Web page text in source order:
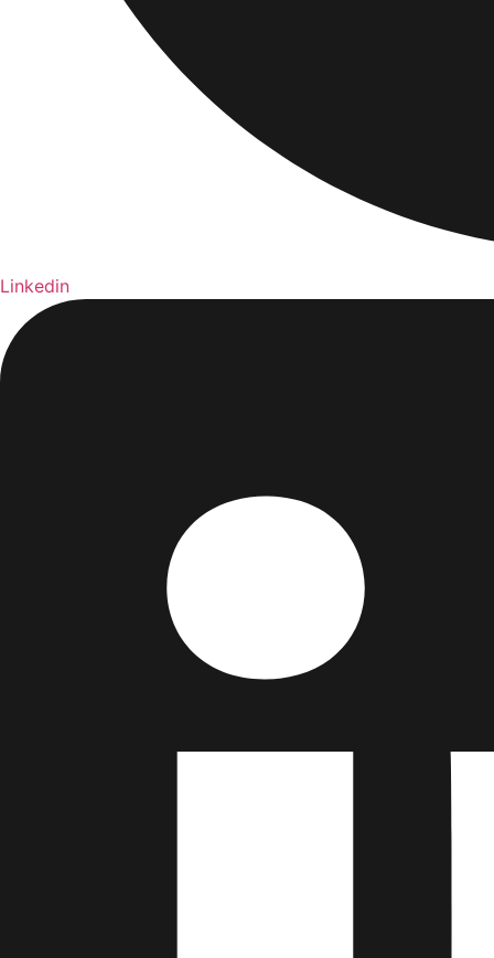
Linkedin